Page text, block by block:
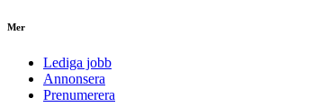
Mer
Lediga jobb
Annonsera
Prenumerera